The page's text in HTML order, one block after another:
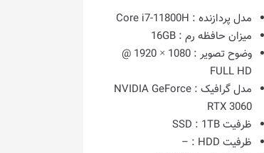
مدل پردازنده : Core i7-11800H
میزان حافظه رم : 16GB
وضوح تصویر :
1080 × 1920 @
FULL HD
مدل گرافیک : NVIDIA GeForce
RTX 3060
ظرفیت SSD :1TB
ظرفیت HDD :
–